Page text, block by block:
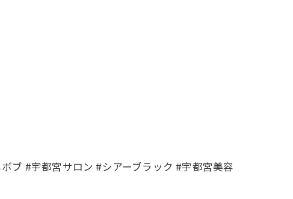
ブ #宇都宮サロン #シアーブラック #宇都宮美容